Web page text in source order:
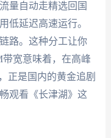
量自动走精选回国
低延迟高速运行。
路。这种分工让你
宽意味着，在高峰
正是国内的黄金追剧
观看《长津湖》这